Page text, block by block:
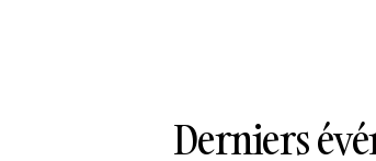
Derniers